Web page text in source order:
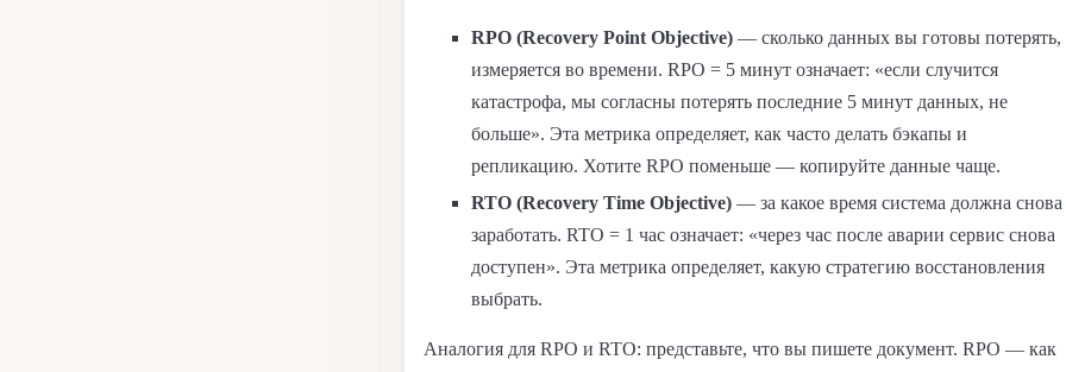
RPO (Recovery Point Objective) — сколько данных вы готовы потерять,
измеряется во времени. RPO = 5 минут означает: «если случится
катастрофа, мы согласны потерять последние 5 минут данных, не
больше». Эта метрика определяет, как часто делать бэкапы и
репликацию. Хотите RPO поменьше — копируйте данные чаще.
RTO (Recovery Time Objective) — за какое время система должна снова
заработать. RTO = 1 час означает: «через час после аварии сервис снова
доступен». Эта метрика определяет, какую стратегию восстановления
выбрать.
Аналогия для RPO и RTO: представьте, что вы пишете документ. RPO — как